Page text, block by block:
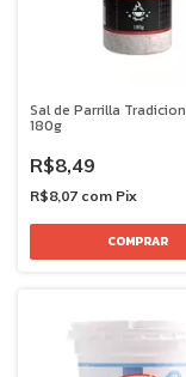
Sal de Parrilla
180g
R$8,49
R$8,07 com Pix